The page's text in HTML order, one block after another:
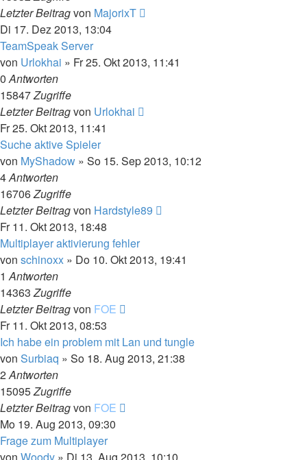
Letzter Beitragvon MajorixT
Di 17. Dez 2013, 13:04
TeamSpeak Server
von Urlokhai » Fr 25. Okt 2013, 11:41
0Antworten
15847Zugriffe
Letzter Beitragvon Urlokhai
Fr 25. Okt 2013, 11:41
Suche aktive Spieler
von MyShadow » So 15. Sep 2013, 10:12
4Antworten
16706Zugriffe
Letzter Beitragvon Hardstyle89
Fr 11. Okt 2013, 18:48
Multiplayer aktivierung fehler
von schinoxx » Do 10. Okt 2013, 19:41
1Antworten
14363Zugriffe
Letzter Beitragvon FOE
Fr 11. Okt 2013, 08:53
Ich habe ein problem mit Lan und tungle
von Surbiaq » So 18. Aug 2013, 21:38
2Antworten
15095Zugriffe
Letzter Beitragvon FOE
Mo 19. Aug 2013, 09:30
Frage zum Multiplayer